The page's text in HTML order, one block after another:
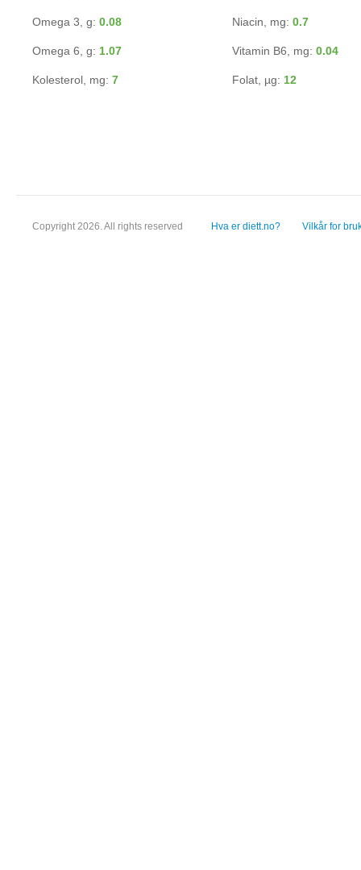
Omega 3, g: 0.08
Omega 6, g: 1.07
Kolesterol, mg: 7
Niacin, mg: 0.7
Vitamin B6, mg: 0.04
Folat, µg: 12
Copyright 2026. All rights reserved Hva er diett.no? Vilkår for